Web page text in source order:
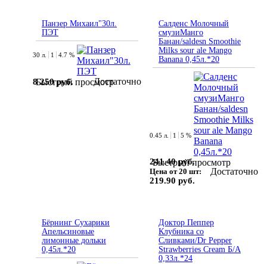
Панзер Михаил"30л.
ПЭТ
Быстрый просмотр
30 л. 1 4.7 %
8 250 руб. Достаточно
Салденс Молочный
смузиМанго
Банан/saldesn Smoothie
Milks sour ale Mango
Banana 0,45л.*20
Быстрый просмотр
0.45 л. 1 5 %
241.40 руб.
Цена от 20 шт:
219.90 руб.
Достаточно
Бёрнинг Сухарики
Апельсиновые
лимонные дольки
0,45л.*20
Доктор Пеппер
Клубника со
Сливками/Dr Pepper
Strawberries Cream Б/А
0,33л.*24